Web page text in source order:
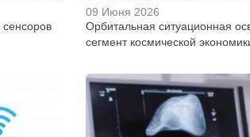
09 Июня 2026
Орбитальная ситуационная
сегмент космической